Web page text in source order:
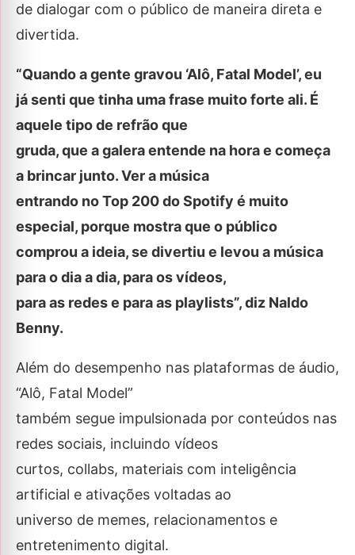
de dialogar com o público de maneira direta e
divertida.
“Quando a gente gravou ‘Alô, Fatal Model’, eu
já senti que tinha uma frase muito forte ali. É
aquele tipo de refrão que
gruda, que a galera entende na hora e começa
a brincar junto. Ver a música
entrando no Top 200 do Spotify é muito
especial, porque mostra que o público
comprou a ideia, se divertiu e levou a música
para o dia a dia, para os vídeos,
para as redes e para as playlists”, diz Naldo
Benny.
Além do desempenho nas plataformas de áudio,
“Alô, Fatal Model”
também segue impulsionada por conteúdos nas
redes sociais, incluindo vídeos
curtos, collabs, materiais com inteligência
artificial e ativações voltadas ao
universo de memes, relacionamentos e
entretenimento digital.